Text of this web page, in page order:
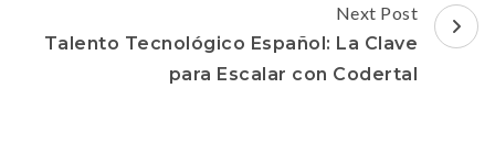
Navigation
Next Post
Talento Tecnológico Español: La Clave
para Escalar con Codertal